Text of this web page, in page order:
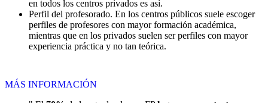
en todos los centros privados es así.
Perfil del profesorado. En los centros públicos suele escoger
perfiles de profesores con mayor formación académica,
mientras que en los privados suelen ser perfiles con mayor
experiencia práctica y no tan teórica.
MÁS INFORMACIÓN